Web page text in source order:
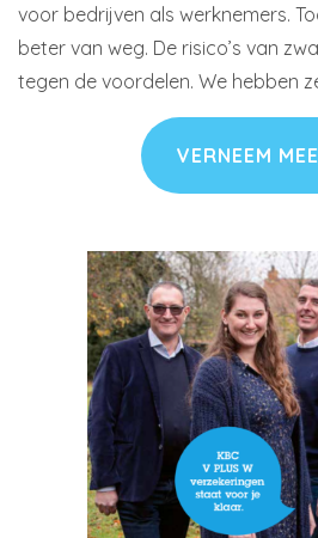
voor bedrijven als werknemers.
beter van weg. De risico’s van
tegen de voordelen. We hebben
VERNEEM